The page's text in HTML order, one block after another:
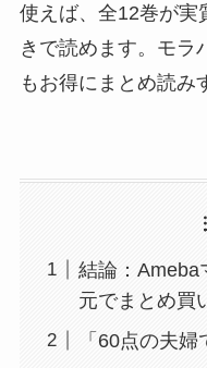
使えば、全12巻が実
きで読めます。モラ
もお得にまとめ読み
結論：Ameba
元でまとめ買
「60点の夫